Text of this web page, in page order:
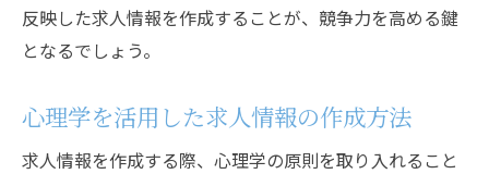
反映した求人情報を作成することが、競争力を高める鍵
となるでしょう。
心理学を活用した求人情報の作成方法
求人情報を作成する際、心理学の原則を取り入れること